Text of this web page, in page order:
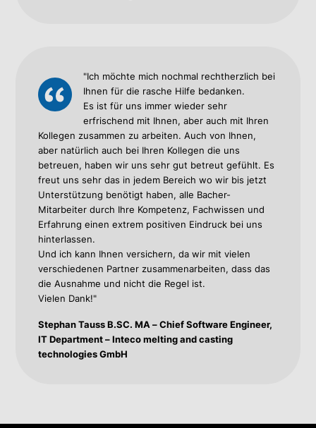
"Ich möchte mich nochmal rechtherzlich bei
Ihnen für die rasche Hilfe bedanken.
Es ist für uns immer wieder sehr
erfrischend mit Ihnen, aber auch mit Ihren
Kollegen zusammen zu arbeiten. Auch von Ihnen,
aber natürlich auch bei Ihren Kollegen die uns
betreuen, haben wir uns sehr gut betreut gefühlt. Es
freut uns sehr das in jedem Bereich wo wir bis jetzt
Unterstützung benötigt haben, alle Bacher-
Mitarbeiter durch Ihre Kompetenz, Fachwissen und
Erfahrung einen extrem positiven Eindruck bei uns
hinterlassen.
Und ich kann Ihnen versichern, da wir mit vielen
verschiedenen Partner zusammenarbeiten, dass das
die Ausnahme und nicht die Regel ist.
Vielen Dank!"
Stephan Tauss B.SC. MA – Chief Software Engineer,
IT Department – Inteco melting and casting
technologies GmbH